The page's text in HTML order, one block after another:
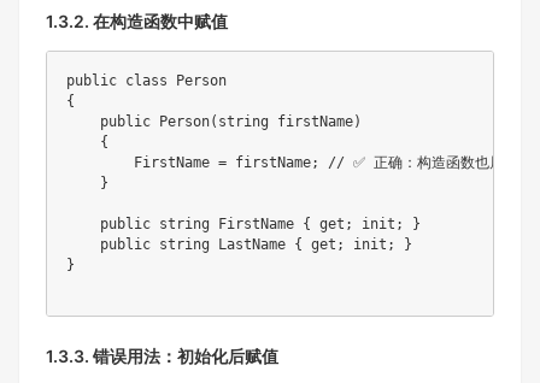
1.3.2. 在构造函数中赋值
public class Person
{
    public Person(string firstName)
    {
FirstName = firstName; // ✅ 正确：构造函数也属于初
    }
    public string FirstName { get; init; }
    public string LastName { get; init; }
}
1.3.3. 错误用法：初始化后赋值